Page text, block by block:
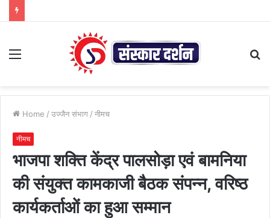
Menu
Home / उज्जैन संभाग / नीमच
नीमच
​भाजपा शक्ति केंद्र पालसोड़ा एवं बामनिया
की संयुक्त कामकाजी बैठक संपन्न, वरिष्ठ
कार्यकर्ताओं का हुआ सम्मान